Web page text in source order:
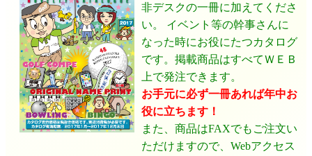
非デスクの一冊に加えてくださ
い。 イベント等の幹事さんに
なった時にお役にたつカタログ
です。掲載商品はすべてＷＥＢ
上で発注できます。
お手元に必ず一冊あれば年中お
役に立ちます！
また、商品はFAXでもご注文い
ただけますので、Webアクセス